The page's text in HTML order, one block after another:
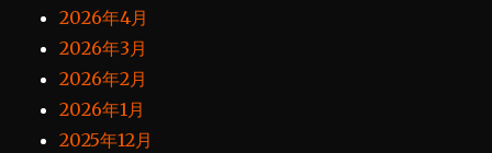
2026年4月
2026年3月
2026年2月
2026年1月
2025年12月